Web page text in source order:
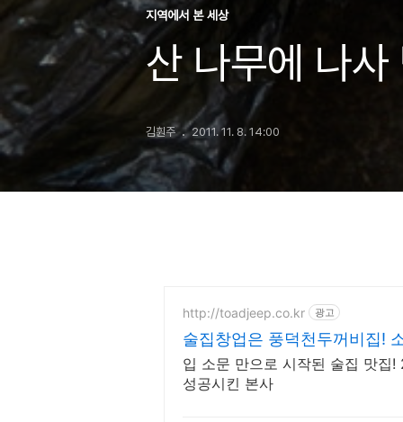
지역에서 본 세상
산 나무에 나
김훤주 2011. 11. 8. 14:00
http://toadjeep.co.kr 광고
술집창업은 풍덕천두꺼비집!
입 소문 만으로 시작된 술집 맛집
성공시킨 본사